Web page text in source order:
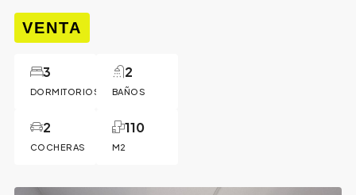
VENTA
DORMITORIOS
3
BAÑOS
2
COCHERAS
2
M2
110